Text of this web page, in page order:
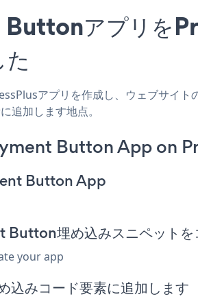
アプリを
アプリを作成し、ウェブサイ
追加します地点。
Button App on
Button App
埋め込みスニペットを
your app
みコード要素に追加します